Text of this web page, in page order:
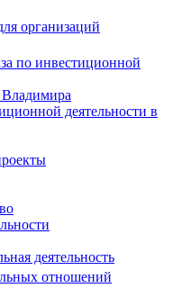
организаций
по инвестиционной
деятельности в
деятельность
отношений